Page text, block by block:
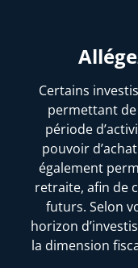
Certains
permettant
période
pouvoir
également
retraite, afin de
futurs. Selon
horizon
la dimension